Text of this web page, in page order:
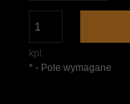
kpl.
* - Pole wymagane